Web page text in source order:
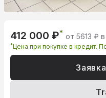
412 000 ₽* от 5613 ₽
*Цена при покупке в кредит.